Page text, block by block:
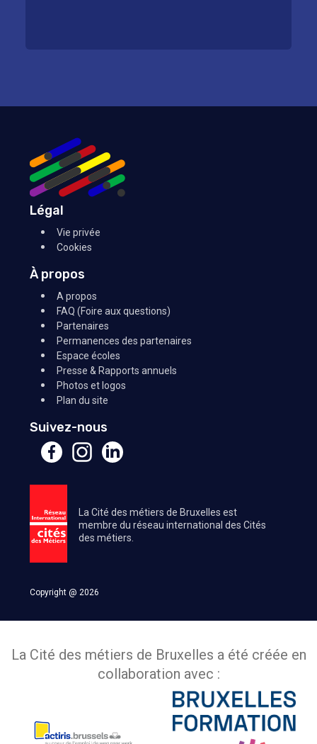
Légal
Vie privée
Cookies
À propos
A propos
FAQ (Foire aux questions)
Partenaires
Permanences des partenaires
Espace écoles
Presse & Rapports annuels
Photos et logos
Plan du site
Suivez-nous
La Cité des métiers de Bruxelles est
membre du réseau international des Cités
des métiers.
Copyright @ 2026
La Cité des métiers de Bruxelles a été créée en
collaboration avec :